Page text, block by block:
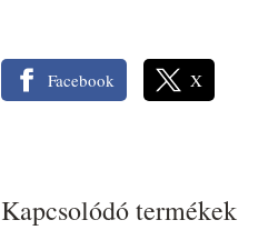
Facebook X
Kapcsolódó termékek